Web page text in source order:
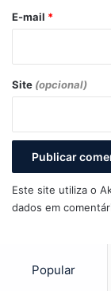
*
E-mail *
Site (opcional)
Este site utiliza o
dados em
Popular